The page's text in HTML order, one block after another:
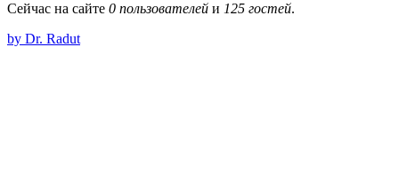
Сейчас на сайте 0 пользователей и 125 гостей.
by Dr. Radut